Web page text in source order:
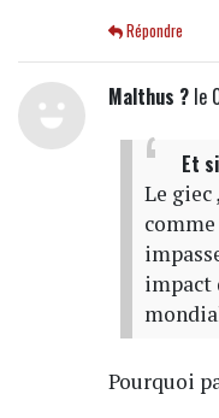
Répondre
Malthus ?le
Et si
Le giec
impact
Pourquoi